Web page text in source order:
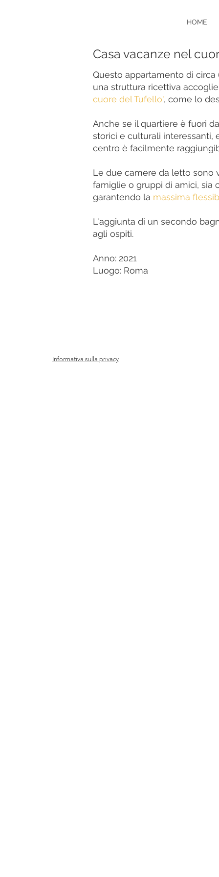
HOME
Casa vacanze nel
Questo appartamento di
una struttura ricettiva
cuore del Tufello", come lo
Anche se il quartiere è fuori
storici e culturali interessanti,
centro è facilmente
Le due camere da letto sono
famiglie o gruppi di amici, sia
garantendo la massima
L'aggiunta di un secondo
agli ospiti.
Anno: 2021
Luogo: Roma
Informativa sulla privacy